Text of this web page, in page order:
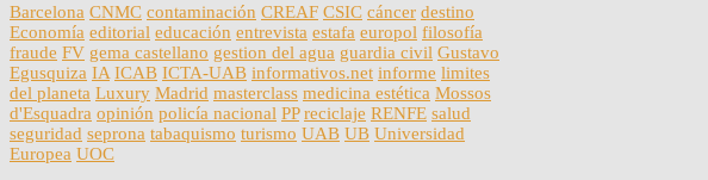
Barcelona CNMC contaminación CREAF CSIC cáncer destino
Economía editorial educación entrevista estafa europol filosofía
fraude FV gema castellano gestion del agua guardia civil Gustavo
Egusquiza IA ICAB ICTA-UAB informativos.net informe limites
del planeta Luxury Madrid masterclass medicina estética Mossos
d'Esquadra opinión policía nacional PP reciclaje RENFE salud
seguridad seprona tabaquismo turismo UAB UB Universidad
Europea UOC